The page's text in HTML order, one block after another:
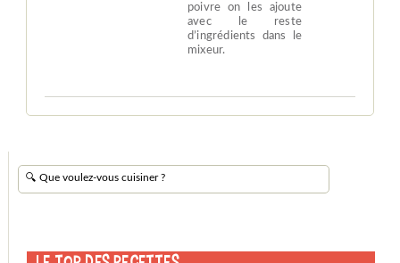
poivre on les ajoute
avec le reste
d’ingrédients dans le
mixeur.